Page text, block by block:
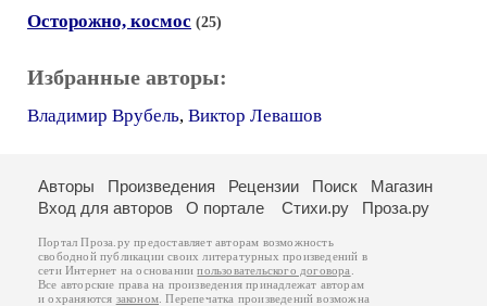
Осторожно, космос (25)
Избранные авторы:
Владимир Врубель, Виктор Левашов
Авторы Произведения Рецензии Поиск
Магазин
Вход для авторов
О портале Стихи.ру Проза.ру
Портал Проза.ру предоставляет авторам возможность
свободной публикации своих литературных произведений в
сети Интернет на основаниипользовательского договора
Все авторские права на произведения принадлежат авторам
и охраняются законом . Перепечатка произведений возможна